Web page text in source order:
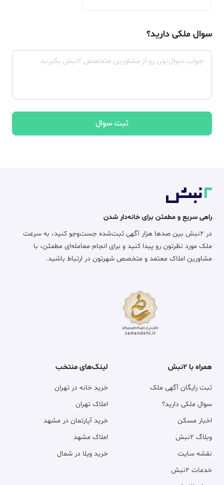
سوال ملکی دارید؟
ثبت سوال
راهی سریع و مطمئن برای خانه‌دار شدن
در ۲نبش بین صدها هزار آگهی ثبت‌شده جست‌وجو کنید، به سرعت
ملک مورد نظرتون رو پیدا کنید و برای انجام معامله‌ای مطمئن، با
مشاورین املاک معتمد و متخصص شهرتون در ارتباط باشید.
همراه با ۲نبش
ثبت رایگان آگهی ملک
سوال ملکی دارید؟
اخبار مسکن
وبلاگ ۲نبش
نقشه سایت
خدمات ۲نبش
لینک‌های منتخب
خرید خانه در تهران
املاک تهران
خرید آپارتمان در مشهد
املاک مشهد
خرید ویلا در شمال